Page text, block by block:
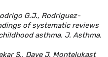
G.J., Rodriguez-
of systematic reviews
asthma. J. Asthma.
S., Dave J. Montelukast